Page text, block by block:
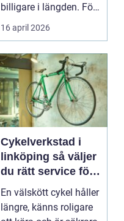
billigare i längden. För
många bil...
16 april 2026
Cykelverkstad i
linköping så väljer
du rätt service för
din cykel
En välskött cykel håller
längre, känns roligare